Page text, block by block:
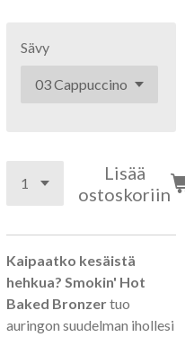
Sävy
Lisää
ostoskoriin
Kaipaatko kesäistä
hehkua? Smokin' Hot
Baked Bronzertuo
auringon suudelman ihollesi